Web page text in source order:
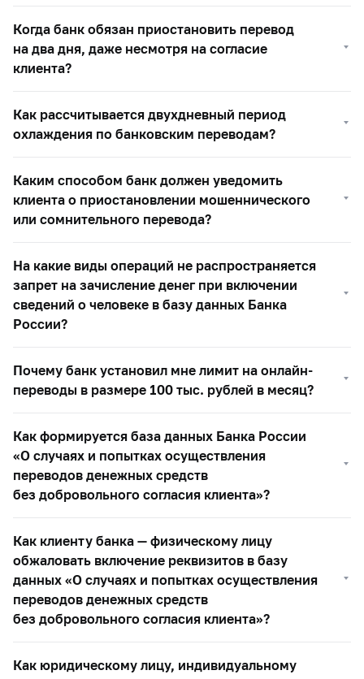
Когда банк обязан приостановить перевод
на два дня, даже несмотря на согласие
клиента?
Как рассчитывается двухдневный период
охлаждения по банковским переводам?
Каким способом банк должен уведомить
клиента о приостановлении мошеннического
или сомнительного перевода?
На какие виды операций не распространяется
запрет на зачисление денег при включении
сведений о человеке в базу данных Банка
России?
Почему банк установил мне лимит на онлайн-
переводы в размере 100 тыс. рублей в месяц?
Как формируется база данных Банка России
«О случаях и попытках осуществления
переводов денежных средств
без добровольного согласия клиента»?
Как клиенту банка — физическому лицу
обжаловать включение реквизитов в базу
данных «О случаях и попытках осуществления
переводов денежных средств
без добровольного согласия клиента»?
Как юридическому лицу, индивидуальному